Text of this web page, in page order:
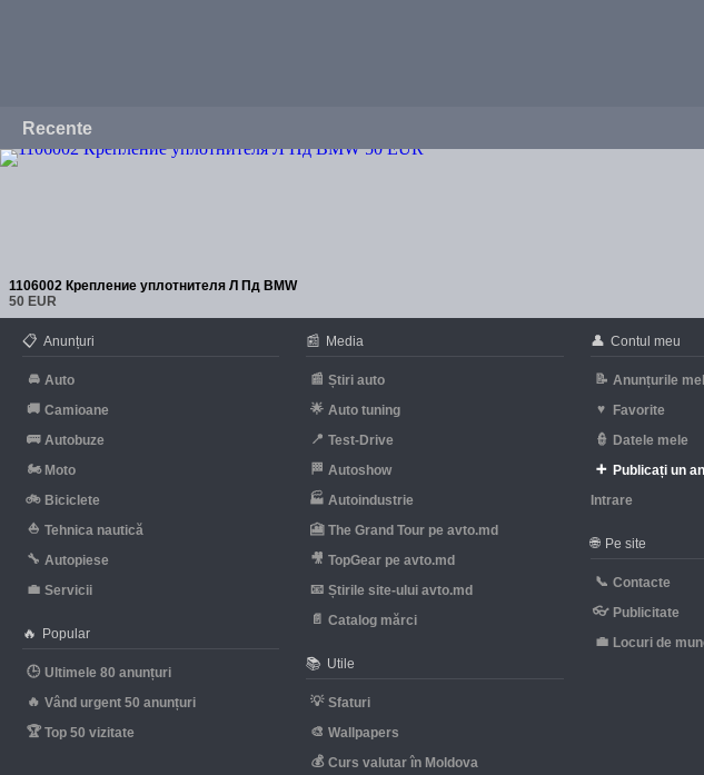
Recente
1106002 Крепление уплотнителя Л Пд BMW
50 EUR
📋 Anunțuri
🚘 Auto
🚚 Camioane
🚌 Autobuze
🏍 Moto
🚲 Biciclete
⛵ Tehnica nautică
🔧 Autopiese
💼 Servicii
🔥 Popular
🕒 Ultimele 80 anunțuri
🔥 Vând urgent 50 anunțuri
🏆 Top 50 vizitate
📰 Media
📰 Știri auto
🌟 Auto tuning
📍 Test-Drive
🏁 Autoshow
🏭 Autoindustrie
🎦 The Grand Tour pe avto.md
🎥 TopGear pe avto.md
📧 Știrile site-ului avto.md
📄 Catalog mărci
📚 Utile
💡 Sfaturi
🎨 Wallpapers
💰 Curs valutar în Moldova
👤 Contul meu
📝 Anunțurile
♥
Favorite
👮 Datele mele
➕ Publicați un
Intrare
🌐 Pe site
📞 Contacte
👓 Publicitate
💼 Locuri de